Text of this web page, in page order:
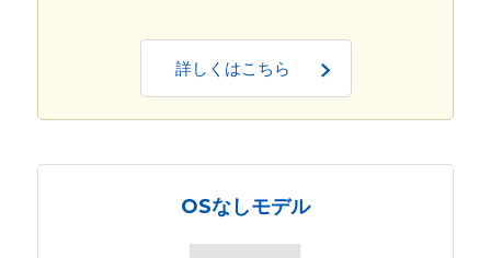
詳しくはこちら
OSなしモデル